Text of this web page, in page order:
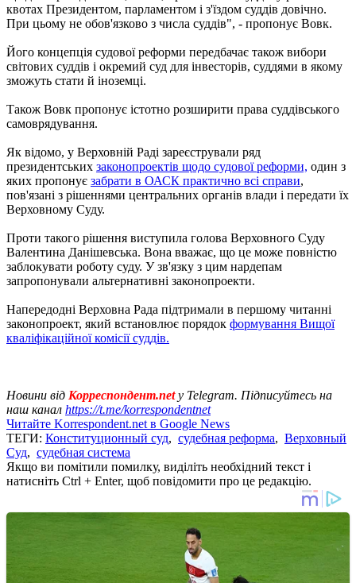
квотах Президентом, парламентом і з'їздом суддів довічно.
При цьому не обов'язково з числа суддів", - пропонує Вовк.
Його концепція судової реформи передбачає також вибори
світових суддів і окремий суд для інвесторів, суддями в якому
зможуть стати й іноземці.
Також Вовк пропонує істотно розширити права суддівського
самоврядування.
Як відомо, у Верховній Раді зареєстрували ряд
президентських законопроектів щодо судової реформи, один з
яких пропонує забрати в ОАСК практично всі справи,
пов'язані з рішеннями центральних органів влади і передати їх
Верховному Суду.
Проти такого рішення виступила голова Верховного Суду
Валентина Данішевська. Вона вважає, що це може повністю
заблокувати роботу суду. У зв'язку з цим нардепам
запропонували альтернативні законопроекти.
Напередодні Верховна Рада підтримали в першому читанні
законопроект, який встановлює порядок формування Вищої
кваліфікаційної комісії суддів.
Новини від Корреспондент.netу Telegram. Підписуйтесь на
наш канал https://t.me/korrespondentnet
Читайте Korrespondent.net в Google News
ТЕГИ: Конституционный суд, судебная реформа, Верховный
Суд, судебная система
Якщо ви помітили помилку, виділіть необхідний текст і
натисніть Ctrl + Enter, щоб повідомити про це редакцію.